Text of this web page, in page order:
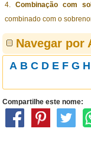
Combinação com
combinado com o
Navegar por
A B C D E F G H
Compartilhe este nome: